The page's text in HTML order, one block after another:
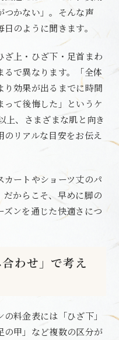
つかない」。そんな声
のように聞きます。
上・ひざ下・足首まわ
るで異なります。「全体
り効果が出るまでに時間
て後悔した」というケ
上、さまざまな肌と向き
リアルな目安をお伝え
ートやショーツ丈のパ
だからこそ、早めに脚の
ンを通じた快適さにつ
わせ」で考え
料金表には「ひざ下」
の甲」など複数の区分が